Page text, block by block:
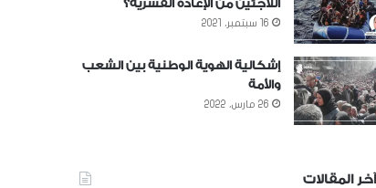
اللاجئين من الإعادة القسرية؟
16 سبتمبر، 2021
إشكالية الهوية الوطنية بين الشعب
والأمة
26 مارس، 2022
آخر المقالات